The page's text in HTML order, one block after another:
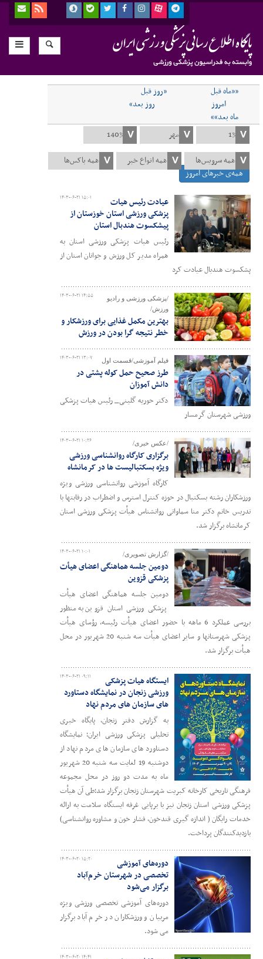
««ماه قبل
«روز قبل
امروز
روز بعد»
ماه بعد»»
همه‌ی خبرهای امروز
۱۴۰۳-۰۶-۲۱ ۱۵:۰۱
عیادت رئیس هیات
پزشکی ورزشی استان خوزستان از
پیشکسوت هندبال استان
رئیس هیات پزشکی ورزشی استان به
همراه مدیر کل ورزش و جوانان استان از
پشکسوت هندبال عیادت کرد
۱۴۰۳-۰۶-۲۱ ۱۴:۵۵
/پزشکی ورزشی و رادیو
ورزش/
بهترین مکمل غذایی برای ورزشکار و
خطر نتیجه گرا بودن در ورزش
۱۴۰۳-۰۶-۲۱ ۱۳:۰۷ فیلم آموزشی/قسمت اول
طرز صحیح حمل کوله پشتی در
دانش آموزان
دکتر حوریه گلینی_ رئیس هیات پزشکی
ورزشی شهرستان گرمسار
۱۴۰۳-۰۶-۲۱ ۱۰:۲۶ /عکس خبری/
برگزاری کارگاه روانشناسی ورزشی
ویژه بسکتبالیست ها در کرمانشاه
کارگاه آموزشی روانشناسی ورزشی ویژه
ورزشکاران رشته بسکتبال در حوزه کنترل استرس و اضطراب در رقابتها با
تدریس خانم دکتر منا سماواتی روانشناس هیأت پزشکی ورزشی استان
کرمانشاه برگزار شد.
۱۴۰۳-۰۶-۲۱ ۱۰:۰۱ /گزارش تصویری/
دومین جلسه هماهنگی اعضای هیأت
پزشکی قزوین
دومین جلسه هماهنگی اعضای هیأت
پزشکی ورزشی استان قزوین به منظور
بررسی عملکرد 6 ماهه با حضور اعضای هیأت رئیسه، رؤسای هیأت
پزشکی شهرستانها و سایر اعضای هیأت سه شنبه 20 شهریور در محل
هیأت برگزار شد.
۱۴۰۳-۰۶-۲۱ ۰۹:۱۱
ایستگاه هیات پزشکی
ورزشی زنجان در نمایشگاه دستاورد
های سازمان های مردم نهاد
به گزارش دفتر زنجان، پایگاه خبری
تحلیلی پزشکی ورزشی ایران؛ نمایشگاه
دستاورد های سازمان های مردم نهاد از
دوشنبه 19 لغایت سه شنبه 20 شهریور
ماه به مدت دو روز در محل مجموعه
فرهنگی تاریخی کارخانه کبریت شهرستان زنجان برگزار شد؛طی آن هیأت
پزشکی ورزشی استان زنجان نیز با برپایی غرفه ایستگاه سلامت به ارائه
خدمات رایگان ( اندازه گیری قندخون، فشار خون و مشاوره روانشناسی)
بازدیدکنندگان پرداخت.
۱۴۰۳-۰۶-۲۰ ۱۵:۲۰
دوره‌های آموزشی
تخصصی در شهرستان خرم‌آباد
برگزار می‌شود
دوره‌های آموزشی تخصصی ورزشی ویژه
مربیان و ورزشکاران در خرم آباد برگزار
می شود.
۱۴۰۳-۰۶-۲۰ ۱۴:۴۱